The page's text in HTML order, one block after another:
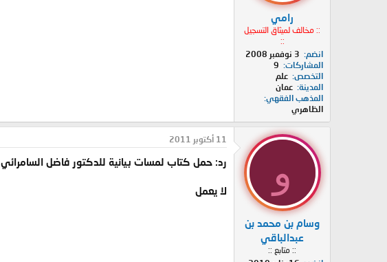
رامي
:: مخالف لميثاق التسجيل
::
انضم
3 نوفمبر 2008
المشاركات
9
التخصص علم
المدينة عمان
المذهب الفقهي
الظاهري
و
وسام بن محمد بن
عبدالباقي
:: متابع ::
11 أكتوبر 2011
رد: حمل كتاب لمسات بيانية للدكتور فاضل السامرائي
لا يعمل